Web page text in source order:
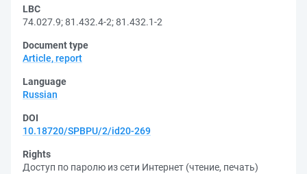
LBC
74.027.9;81.432.4-2;81.432.1-2
Document type
Article, report
Language
Russian
DOI
10.18720/SPBPU/2/id20-269
Rights
Доступ по паролю из сети Интернет (чтение, печать)